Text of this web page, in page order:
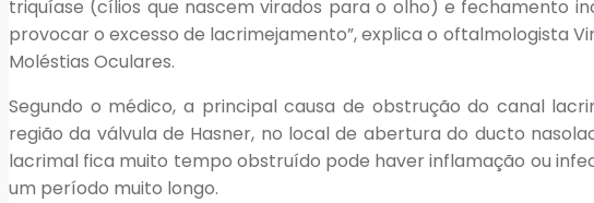
triquíase (cílios que nascem virados para o olho) e fechamento
provocar o excesso de lacrimejamento”, explica o oftalmologista
Moléstias Oculares.
Segundo o médico, a principal causa de obstrução do canal
região da válvula de Hasner, no local de abertura do ducto
lacrimal fica muito tempo obstruído pode haver inflamação ou
um período muito longo.